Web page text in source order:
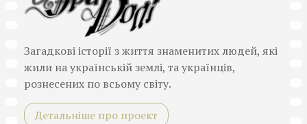
Загадкові історії з життя знаменитих людей, які
жили на українській землі, та українців,
рознесених по всьому світу.
Детальніше про проект